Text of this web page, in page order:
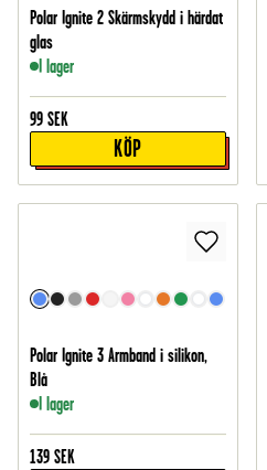
Polar Ignite 2 Skärmskydd i härdat
glas
I lager
99 SEK
KÖP
Polar Ignite 3 Armband i silikon,
Blå
I lager
139 SEK